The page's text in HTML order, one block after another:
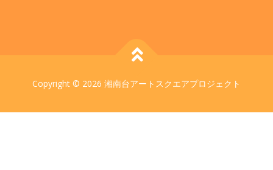
Copyright © 2026 湘南台アートスクエアプロジェクト